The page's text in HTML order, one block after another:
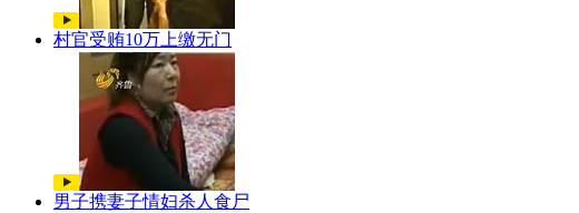
村官受贿10万上缴无门
男子携妻子情妇杀人食尸